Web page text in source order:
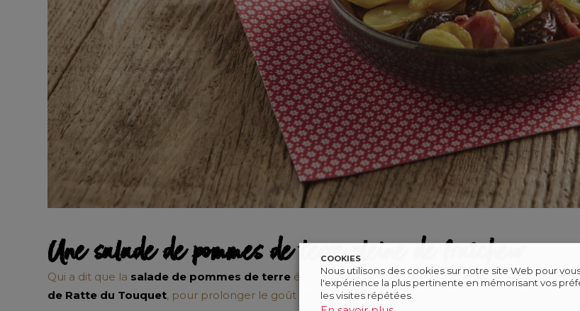
Une salade de pommes de terre pleine de fraîcheur
Qui a dit que la salade de pommes de terre était uniquement réservée à la période des
de Ratte du Touquet, pour prolonger le goût des beaux jours malgré la reprise du travail.
COOKIES
Nous utilisons des cookies sur notre site Web pour
l'expérience la plus pertinente en mémorisant vos
les visites répétées.